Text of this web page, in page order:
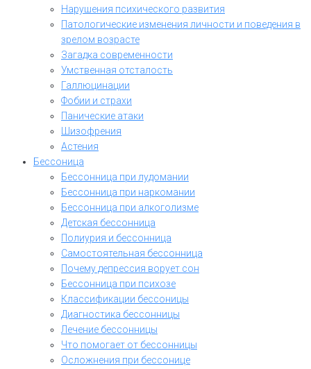
Нарушения психического развития
Патологические изменения личности и поведения в
зрелом возрасте
Загадка современности
Умственная отсталость
Галлюцинации
Фобии и страхи
Панические атаки
Шизофрения
Астения
Бессоница
Бессонница при лудомании
Бессонница при наркомании
Бессонница при алкоголизме
Детская бессонница
Полиурия и бессонница
Самостоятельная бессонница
Почему депрессия ворует сон
Бессонница при психозе
Классификации бессоницы
Диагностика бессонницы
Лечение бессонницы
Что помогает от бессонницы
Осложнения при бессонице